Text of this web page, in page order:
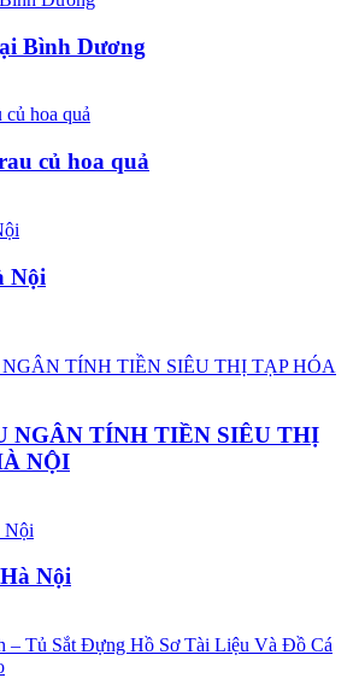
Bình Dương
củ hoa quả
Nội
NGÂN TÍNH TIỀN SIÊU THỊ
NỘI
Nội